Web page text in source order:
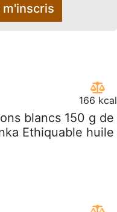
m'inscris
166 kcal
blancs 150 g de
Ethiquable huile